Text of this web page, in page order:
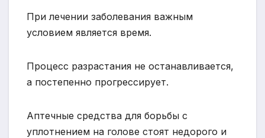
При лечении заболевания важным
условием является время.
Процесс разрастания не останавливается,
а постепенно прогрессирует.
Аптечные средства для борьбы с
уплотнением на голове стоят недорого и